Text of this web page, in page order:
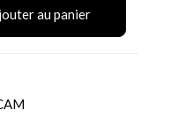
au panier